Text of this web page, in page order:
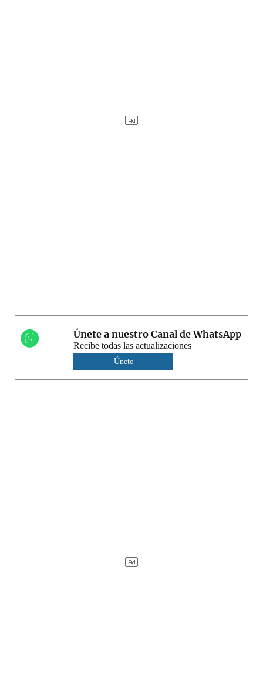
Únete a nuestro Canal de WhatsApp
Recibe todas las actualizaciones
Únete